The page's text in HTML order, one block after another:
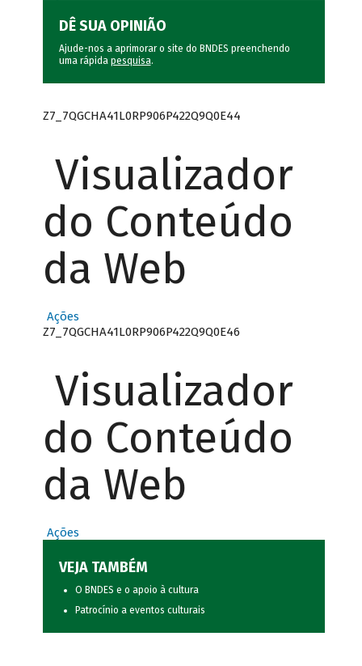
DÊ SUA OPINIÃO
Ajude-nos a aprimorar o site do BNDES preenchendo
uma rápida pesquisa.
Z7_7QGCHA41L0RP906P422Q9Q0E44
Visualizador
do Conteúdo
da Web
Ações
Z7_7QGCHA41L0RP906P422Q9Q0E46
Visualizador
do Conteúdo
da Web
Ações
VEJA TAMBÉM
O BNDES e o apoio à cultura
Patrocínio a eventos culturais